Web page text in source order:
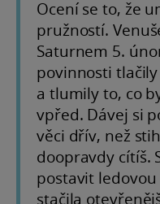
Ocení se to, že
pružností.
Saturnem 5.
povinnosti
a tlumily to, co
vpřed. Dávej si
věci dřív, než
doopravdy cítíš.
postavit
stačila